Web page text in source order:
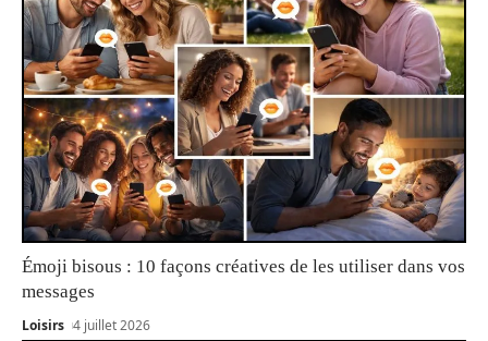
Émoji bisous : 10 façons créatives de les utiliser dans vos
messages
Loisirs 4 juillet 2026